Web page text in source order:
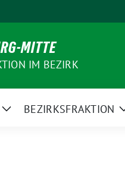
MITTE
IM BEZIRK
ZeigeBEZIRKSFRAKTION